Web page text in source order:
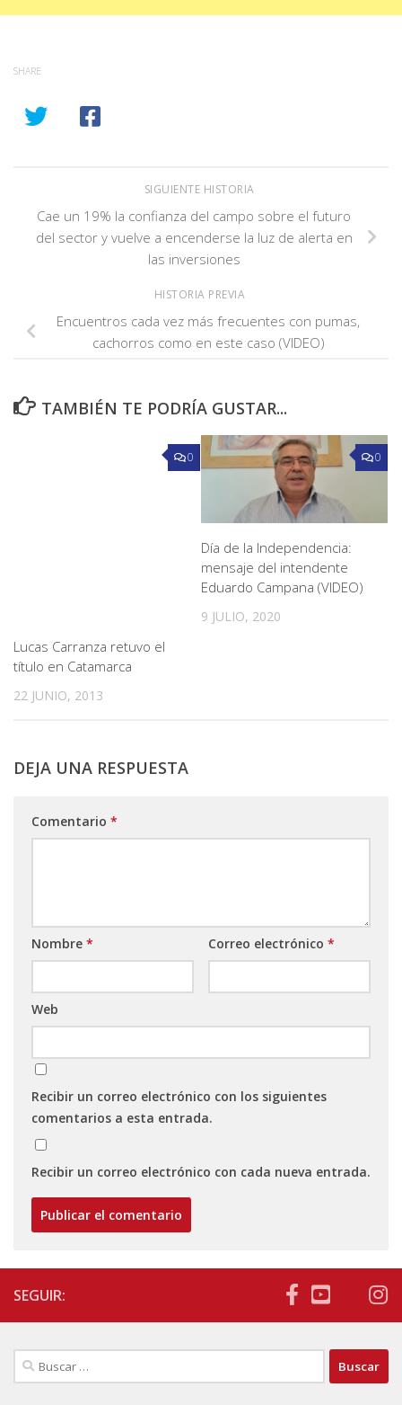
SHARE
SIGUIENTE HISTORIA
Cae un 19% la confianza del campo sobre el futuro
del sector y vuelve a encenderse la luz de alerta en
las inversiones
HISTORIA PREVIA
Encuentros cada vez más frecuentes con pumas,
cachorros como en este caso (VIDEO)
TAMBIÉN TE PODRÍA GUSTAR...
0
Lucas Carranza retuvo el
título en Catamarca
22 JUNIO, 2013
0
Día de la Independencia:
mensaje del intendente
Eduardo Campana (VIDEO)
9 JULIO, 2020
DEJA UNA RESPUESTA
Comentario *
Nombre * Correo electrónico *
Web
Recibir un correo electrónico con los siguientes
comentarios a esta entrada.
Recibir un correo electrónico con cada nueva entrada.
SEGUIR:
Buscar: